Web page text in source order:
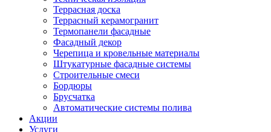
Террасная доска
Террасный керамогранит
Термопанели фасадные
Фасадный декор
Черепица и кровельные материалы
Штукатурные фасадные системы
Строительные смеси
Бордюры
Брусчатка
Автоматические системы полива
Акции
Услуги